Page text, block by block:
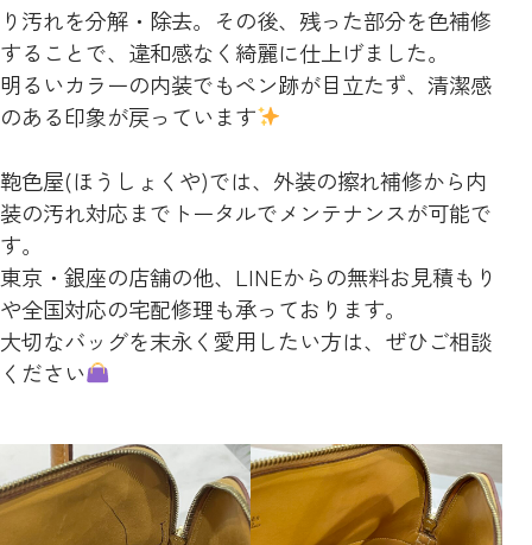
り汚れを分解・除去。その後、残った部分を色補修
することで、違和感なく綺麗に仕上げました。
明るいカラーの内装でもペン跡が目立たず、清潔感
のある印象が戻っています
鞄色屋(ほうしょくや)では、外装の擦れ補修から内
装の汚れ対応までトータルでメンテナンスが可能で
す。
東京・銀座の店舗の他、LINEからの無料お見積もり
や全国対応の宅配修理も承っております。
大切なバッグを末永く愛用したい方は、ぜひご相談
ください